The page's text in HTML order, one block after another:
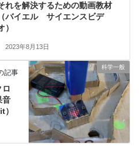
れを解決するための動画教材
（バイエル サイエンスビデ
）
2023年8月13日
科学一般
記事
音